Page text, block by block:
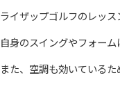
ライザップゴルフのレッス
自身のスイングやフォーム
また、空調も効いているた